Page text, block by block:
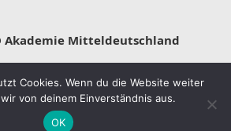
Akademie Mitteldeutschland
Datenschutz Leitbild
Cookies. Wenn du die Website weiter
von deinem Einverständnis aus.
OK